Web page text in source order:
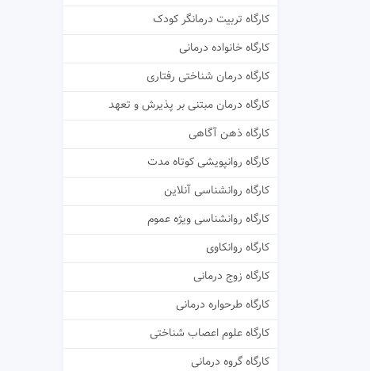
کارگاه تربیت درمانگر کودک
کارگاه خانواده درمانی
کارگاه درمان شناختی رفتاری
کارگاه درمان مبتنی بر پذیرش و تعهد
کارگاه ذهن آگاهی
کارگاه روانپویشی کوتاه مدت
کارگاه روانشناسی آنلاین
کارگاه روانشناسی ویژه عموم
کارگاه روانکاوی
کارگاه زوج درمانی
کارگاه طرحواره درمانی
کارگاه علوم اعصاب شناختی
کارگاه گروه درمانی